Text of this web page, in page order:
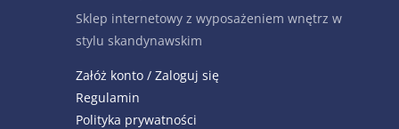
Sklep internetowy z wyposażeniem wnętrz w
stylu skandynawskim
Załóż konto / Zaloguj się
Regulamin
Polityka prywatności